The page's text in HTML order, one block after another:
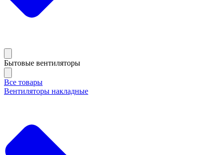
Бытовые вентиляторы
Все товары
Вентиляторы накладные